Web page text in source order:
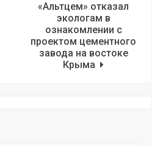
«Альтцем» отказал
экологам в
ознакомлении с
проектом цементного
завода на востоке
Крыма